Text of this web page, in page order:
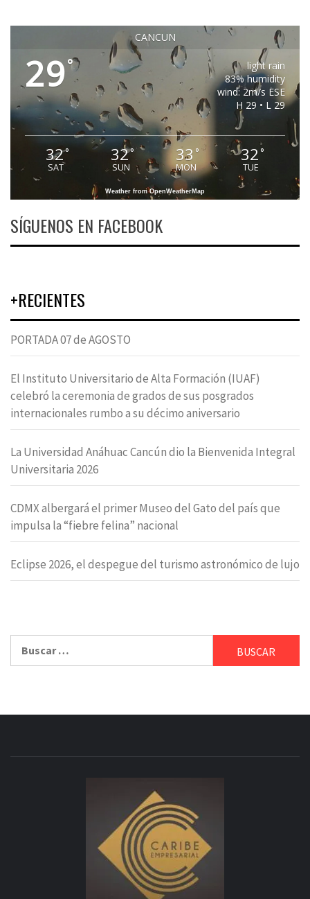
CANCUN
29°
light rain
83% humidity
wind: 2m/s ESE
H 29 • L 29
32°
SAT
32°
SUN
33 °
MON
32°
TUE
Weather from OpenWeatherMap
SÍGUENOS EN FACEBOOK
+RECIENTES
PORTADA 07 de AGOSTO
El Instituto Universitario de Alta Formación (IUAF)
celebró la ceremonia de grados de sus posgrados
internacionales rumbo a su décimo aniversario
La Universidad Anáhuac Cancún dio la Bienvenida Integral
Universitaria 2026
CDMX albergará el primer Museo del Gato del país que
impulsa la “fiebre felina” nacional
Eclipse 2026, el despegue del turismo astronómico de lujo